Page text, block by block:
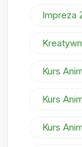
Impreza
Kurs
Kurs
Kurs